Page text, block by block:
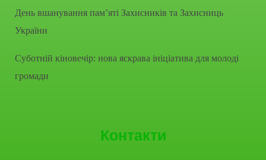
День вшанування пам’яті Захисників та Захисниць
України
Суботній кіновечір: нова яскрава ініціатива для молоді
громади
Контакти